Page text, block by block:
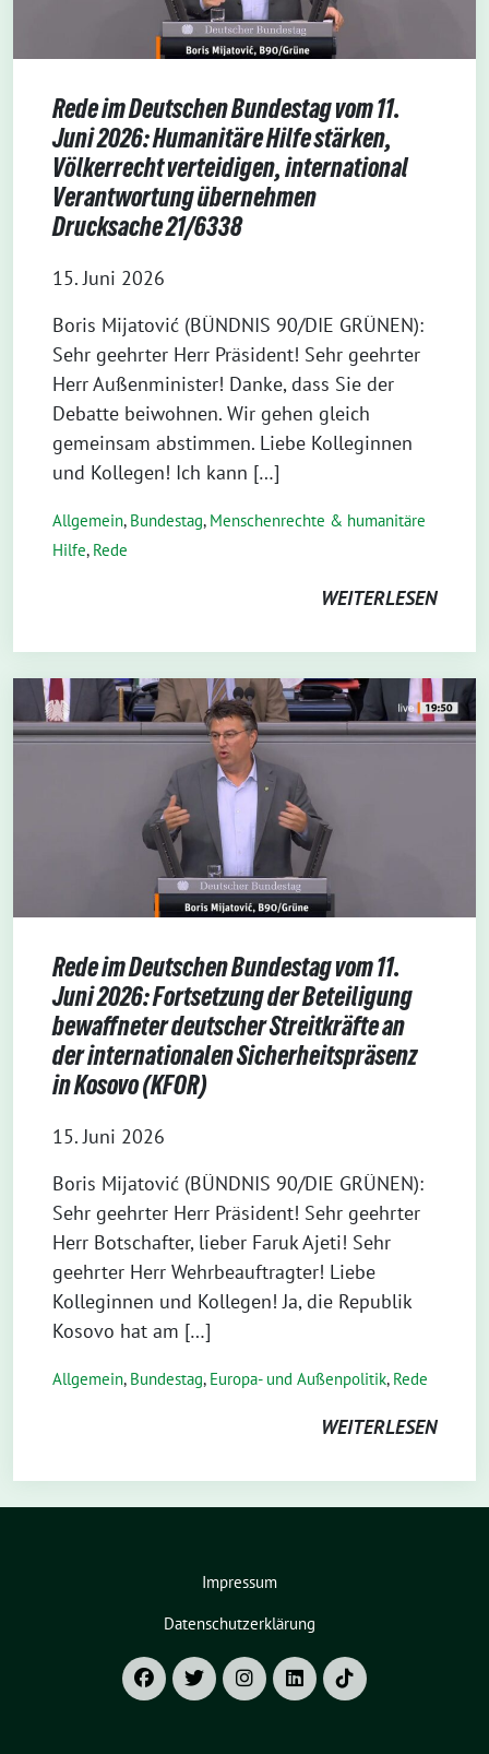
Rede im Deutschen Bundestag vom 11.
Juni 2026: Humanitäre Hilfe stärken,
Völkerrecht verteidigen, international
Verantwortung übernehmen
Drucksache 21/6338
15. Juni 2026
Boris Mijatović (BÜNDNIS 90/DIE GRÜNEN):
Sehr geehrter Herr Präsident! Sehr geehrter
Herr Außenminister! Danke, dass Sie der
Debatte beiwohnen. Wir gehen gleich
gemeinsam abstimmen. Liebe Kolleginnen
und Kollegen! Ich kann […]
Allgemein, Bundestag, Menschenrechte & humanitäre
Hilfe, Rede
WEITERLESEN
Rede im Deutschen Bundestag vom 11.
Juni 2026: Fortsetzung der Beteiligung
bewaffneter deutscher Streitkräfte an
der internationalen Sicherheitspräsenz
in Kosovo (KFOR)
15. Juni 2026
Boris Mijatović (BÜNDNIS 90/DIE GRÜNEN):
Sehr geehrter Herr Präsident! Sehr geehrter
Herr Botschafter, lieber Faruk Ajeti! Sehr
geehrter Herr Wehrbeauftragter! Liebe
Kolleginnen und Kollegen! Ja, die Republik
Kosovo hat am […]
Allgemein, Bundestag, Europa- und Außenpolitik, Rede
WEITERLESEN
Impressum
Datenschutzerklärung